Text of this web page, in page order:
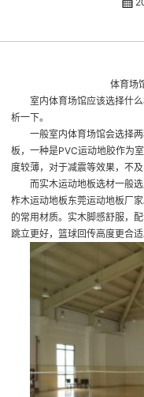
体育场
室内体育场馆应该选择什
析一下。
一般室内体育场馆会选择
板，一种是PVC运动地胶作为
度较薄，对于减震等效果，不及
而实木运动地板选材一般
柞木运动地板东莞运动地板厂家
的常用材质。实木脚感舒服，
跳立更好，篮球回传高度更合适